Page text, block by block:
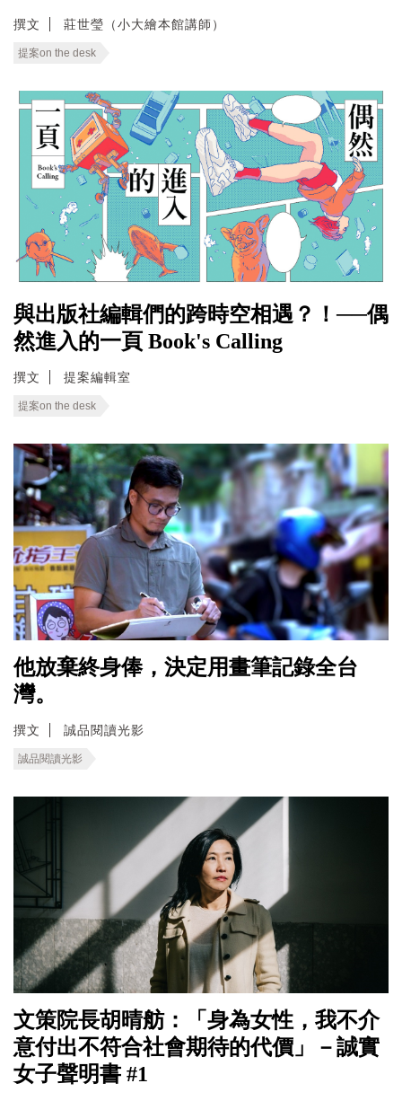
撰文 莊世瑩（小大繪本館講師）
提案on the desk
與出版社編輯們的跨時空相遇？！──偶
然進入的一頁 Book's Calling
撰文 提案編輯室
提案on the desk
他放棄終身俸，決定用畫筆記錄全台
灣。
撰文 誠品閱讀光影
誠品閱讀光影
文策院長胡晴舫：「身為女性，我不介
意付出不符合社會期待的代價」－誠實
女子聲明書 #1